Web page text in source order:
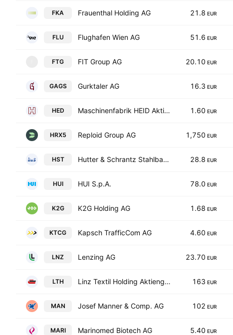
FKA Frauenthal Holding AG 21.8 EUR
FLU Flughafen Wien AG 51.6 EUR
FTG FIT Group AG 20.10 EUR
GAGS Gurktaler AG 16.3 EUR
HED Maschinenfabrik HEID Aktiengesellschaft 1.60 EUR
HRX5 Reploid Group AG 1,750 EUR
HST Hutter & Schrantz Stahlbau AG 28.8 EUR
HUI HUI S.p.A. 78.0 EUR
K2G K2G Holding AG 1.68 EUR
KTCG Kapsch TrafficCom AG 4.60 EUR
LNZ Lenzing AG 23.70 EUR
LTH Linz Textil Holding Aktiengesellschaft 163 EUR
MAN Josef Manner & Comp. AG 102 EUR
MARI Marinomed Biotech AG 5.40 EUR